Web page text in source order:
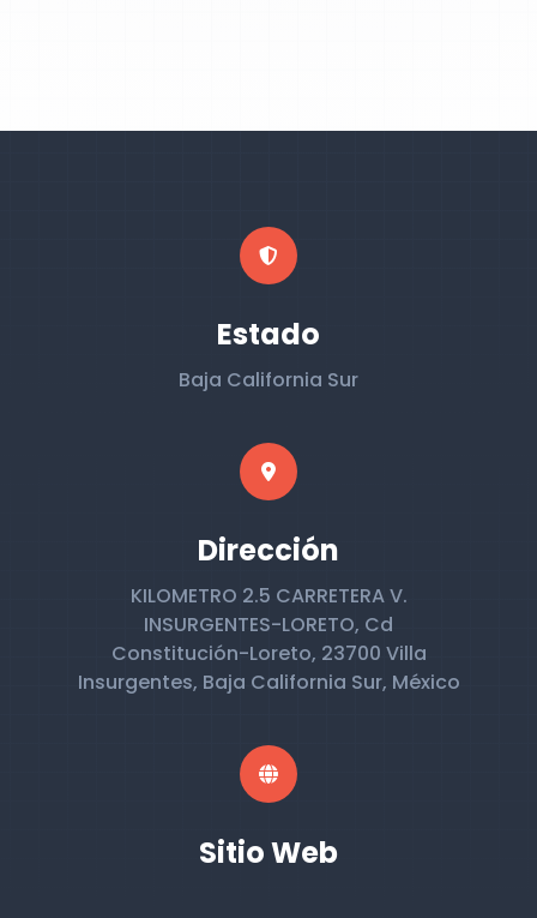
Estado
Baja California Sur
Dirección
KILOMETRO 2.5 CARRETERA V.
INSURGENTES-LORETO, Cd
Constitución-Loreto, 23700 Villa
Insurgentes, Baja California Sur, México
Sitio Web